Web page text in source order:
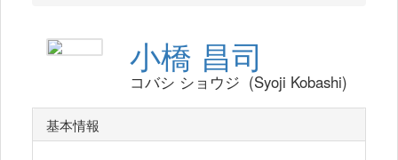
小橋 昌司
コバシ ショウジ (Syoji Kobashi)
基本情報